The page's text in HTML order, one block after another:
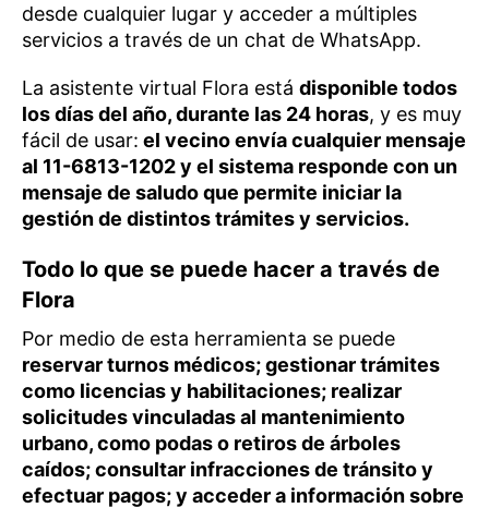
desde cualquier lugar y acceder a múltiples
servicios a través de un chat de WhatsApp.
La asistente virtual Flora está disponible todos
los días del año, durante las 24 horas, y es muy
fácil de usar: el vecino envía cualquier mensaje
al 11-6813-1202 y el sistema responde con un
mensaje de saludo que permite iniciar la
gestión de distintos trámites y servicios.
Todo lo que se puede hacer a través de
Flora
Por medio de esta herramienta se puede
reservar turnos médicos; gestionar trámites
como licencias y habilitaciones; realizar
solicitudes vinculadas al mantenimiento
urbano, como podas o retiros de árboles
caídos; consultar infracciones de tránsito y
efectuar pagos; y acceder a información sobre